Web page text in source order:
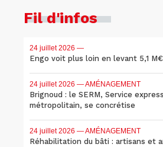
Fil d'infos
24 juillet 2026 —
Engo voit plus loin en levant 5,1 M€
24 juillet 2026 — AMÉNAGEMENT
Brignoud : le SERM, Service
métropolitain, se concrétise
24 juillet 2026 — AMÉNAGEMENT
Réhabilitation du bâti : artisans et